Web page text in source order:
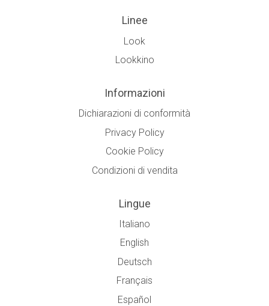
Linee
Look
Lookkino
Informazioni
Dichiarazioni di conformità
Privacy Policy
Cookie Policy
Condizioni di vendita
Lingue
Italiano
English
Deutsch
Français
Español